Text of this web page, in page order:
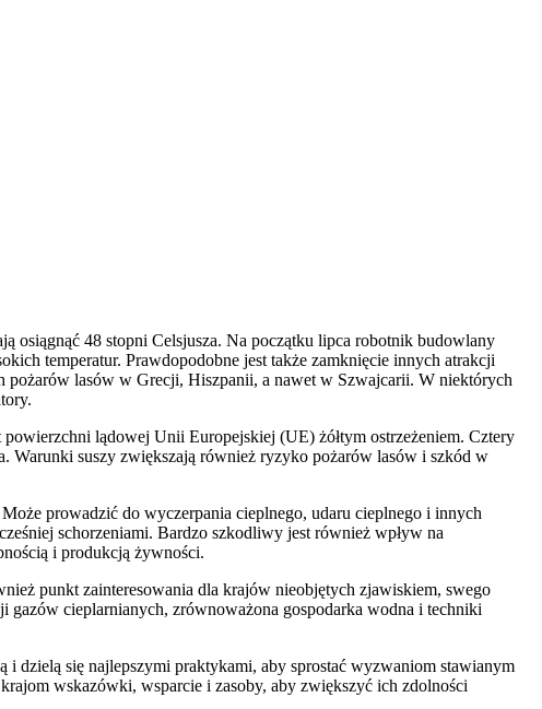
osiągnąć 48 stopni Celsjusza. Na początku lipca robotnik budowlany
temperatur. Prawdopodobne jest także zamknięcie innych atrakcji
pożarów lasów w Grecji, Hiszpanii, a nawet w Szwajcarii. W niektórych
lądowej Unii Europejskiej (UE) żółtym ostrzeżeniem. Cztery
Warunki suszy zwiększają również ryzyko pożarów lasów i szkód w
prowadzić do wyczerpania cieplnego, udaru cieplnego i innych
schorzeniami. Bardzo szkodliwy jest również wpływ na
i produkcją żywności.
punkt zainteresowania dla krajów nieobjętych zjawiskiem, swego
gazów cieplarnianych, zrównoważona gospodarka wodna i techniki
i dzielą się najlepszymi praktykami, aby sprostać wyzwaniom stawianym
wskazówki, wsparcie i zasoby, aby zwiększyć ich zdolności